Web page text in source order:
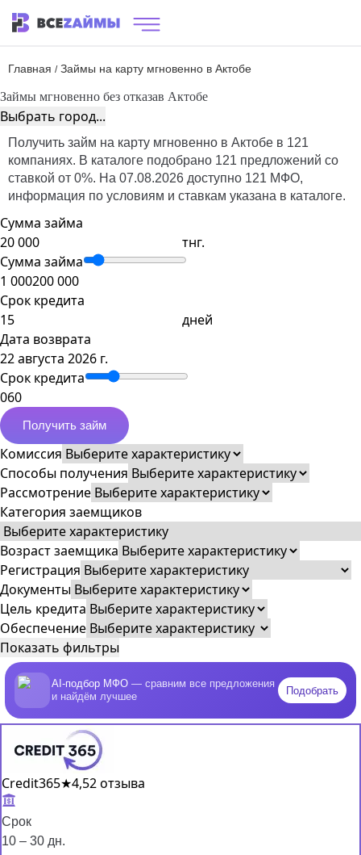
Главная / Займы на карту мгновенно в Актобе
Займы мгновенно без отказав Актобе
Выбрать город...
Получить займ на карту мгновенно в Актобе в 121
компаниях. В каталоге подобрано 121 предложений со
ставкой от 0%. На 07.08.2026 доступно 121 МФО,
информация по условиям и ставкам указана в каталоге.
Сумма займа
тнг.
Сумма займа
1 000200 000
Срок кредита
дней
Дата возврата
22 августа 2026 г.
Срок кредита
060
Получить займ
Комиссия
Способы получения
Рассмотрение
Категория заемщиков
Возраст заемщика
Регистрация
Документы
Цель кредита
Обеспечение
Показать фильтры
AI-подбор МФО — сравним все предложения
и найдём лучшее
Подобрать
Credit365★4,52 отзыва
Срок
10 – 30 дн.